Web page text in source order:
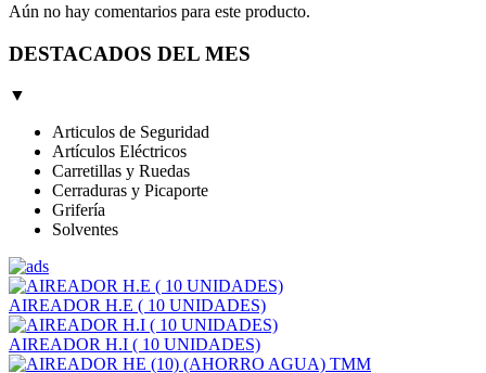
Aún no hay comentarios para este producto.
DESTACADOS DEL MES
▼
Articulos de Seguridad
Artículos Eléctricos
Carretillas y Ruedas
Cerraduras y Picaporte
Grifería
Solventes
AIREADOR H.E ( 10 UNIDADES)
AIREADOR H.I ( 10 UNIDADES)